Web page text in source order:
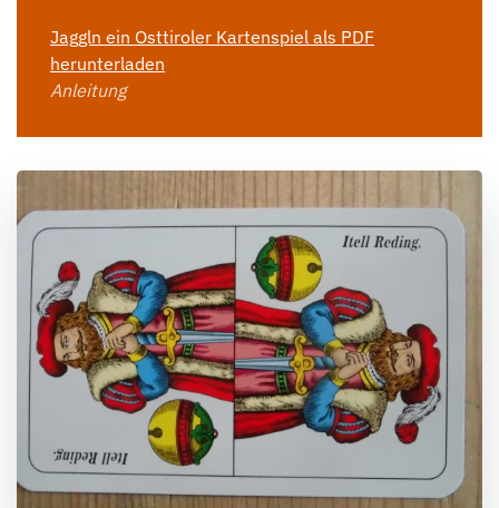
Jaggln ein Osttiroler Kartenspiel als PDF
herunterladen
Anleitung